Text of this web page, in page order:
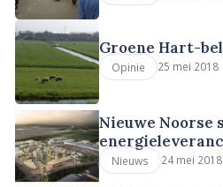
Groene Hart-
Opinie 25 mei 2018
Nieuwe Noorse
Nieuws 24 mei 2018